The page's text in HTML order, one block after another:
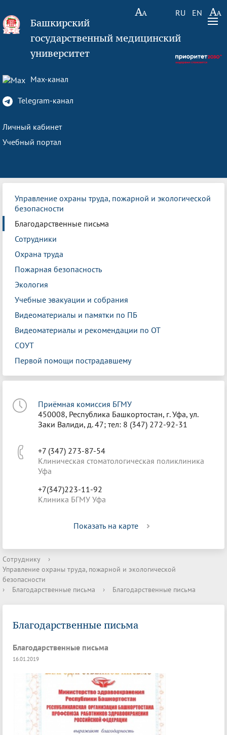
RU EN
Башкирский
государственный медицинский
университет
Max-канал
Telegram-канал
Личный кабинет
Учебный портал
Управление охраны труда, пожарной и экологической
безопасности
Благодарственные письма
Сотрудники
Охрана труда
Пожарная безопасность
Экология
Учебные эвакуации и собрания
Видеоматериалы и памятки по ПБ
Видеоматериалы и рекомендации по ОТ
СОУТ
Первой помощи пострадавшему
Приёмная комиссия БГМУ
450008, Республика Башкортостан, г. Уфа, ул.
Заки Валиди, д. 47; тел: 8 (347) 272-92-31
+7 (347) 273-87-54
Клиническая стоматологическая поликлиника
Уфа
+7(347)223-11-92
Клиника БГМУ Уфа
Показать на карте
Сотруднику
›
Управление охраны труда, пожарной и экологической
безопасности
›
Благодарственные письма › Благодарственные письма
Благодарственные письма
Благодарственные письма
16.01.2019